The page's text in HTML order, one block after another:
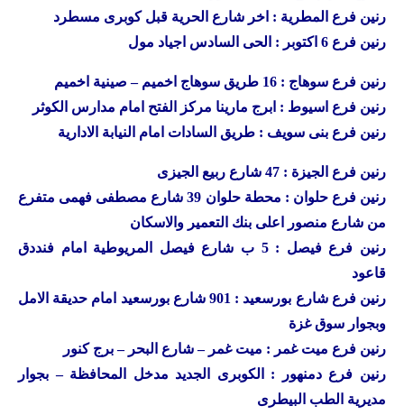
رنين فرع المطرية : اخر شارع الحرية قبل كوبرى مسطرد
رنين فرع 6 اكتوبر : الحى السادس اجياد مول
رنين فرع سوهاج : 16 طريق سوهاج اخميم – صينية اخميم
رنين فرع اسيوط : ابرج مارينا مركز الفتح امام مدارس الكوثر
رنين فرع بنى سويف : طريق السادات امام النيابة الادارية
رنين فرع الجيزة : 47 شارع ربيع الجيزى
رنين
فرع حلوان : محطة حلوان 39 شارع مصطفى فهمى متفرع
من شارع منصور اعلى بنك التعمير والاسكان
رنين
فرع فيصل : 5 ب شارع فيصل المريوطية امام فنددق
قاعود
رنين
فرع شارع بورسعيد : 901 شارع بورسعيد امام حديقة الامل
وبجوار سوق غزة
رنين فرع ميت غمر : ميت غمر – شارع البحر – برج كنور
رنين فرع دمنهور : الكوبرى الجديد مدخل المحافظة – بجوار
مديرية الطب البيطرى